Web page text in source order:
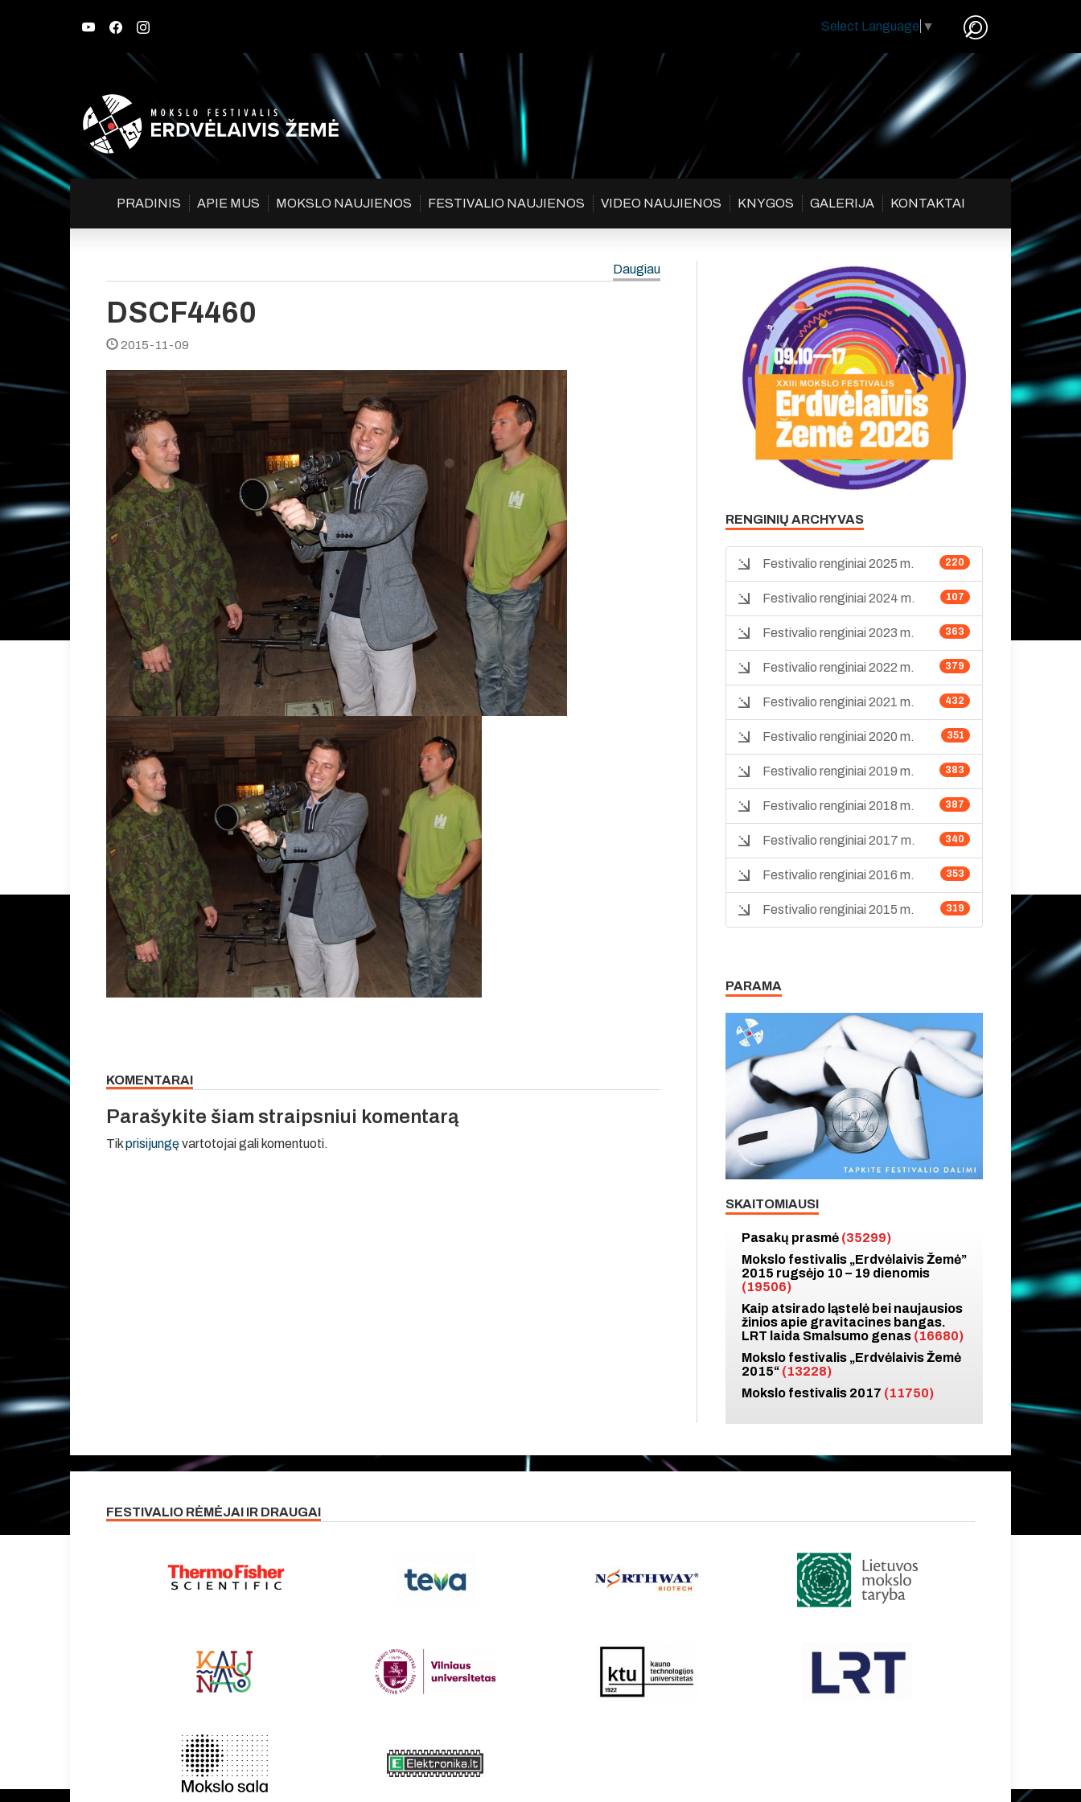
Select Language ▼
PRADINIS APIE MUS MOKSLO NAUJIENOS FESTIVALIO NAUJIENOS VIDEO NAUJIENOS KNYGOS GALERIJA KONTAKTAI
Daugiau
DSCF4460
2015-11-09
KOMENTARAI
Parašykite šiam straipsniui komentarą
Tikprisijungęvartotojai gali komentuoti.
RENGINIŲ ARCHYVAS
220
Festivalio renginiai 2025 m.
107
Festivalio renginiai 2024 m.
363
Festivalio renginiai 2023 m.
379
Festivalio renginiai 2022 m.
432
Festivalio renginiai 2021 m.
351
Festivalio renginiai 2020 m.
383
Festivalio renginiai 2019 m.
387
Festivalio renginiai 2018 m.
340
Festivalio renginiai 2017 m.
353
Festivalio renginiai 2016 m.
319
Festivalio renginiai 2015 m.
PARAMA
SKAITOMIAUSI
Pasakų prasmė (35299)
Mokslo festivalis „Erdvėlaivis Žemė”
2015 rugsėjo 10 – 19 dienomis
(19506)
Kaip atsirado ląstelė bei naujausios
žinios apie gravitacines bangas.
LRT laida Smalsumo genas (16680)
Mokslo festivalis „Erdvėlaivis Žemė
2015“ (13228)
Mokslo festivalis 2017 (11750)
FESTIVALIO RĖMĖJAI IR DRAUGAI